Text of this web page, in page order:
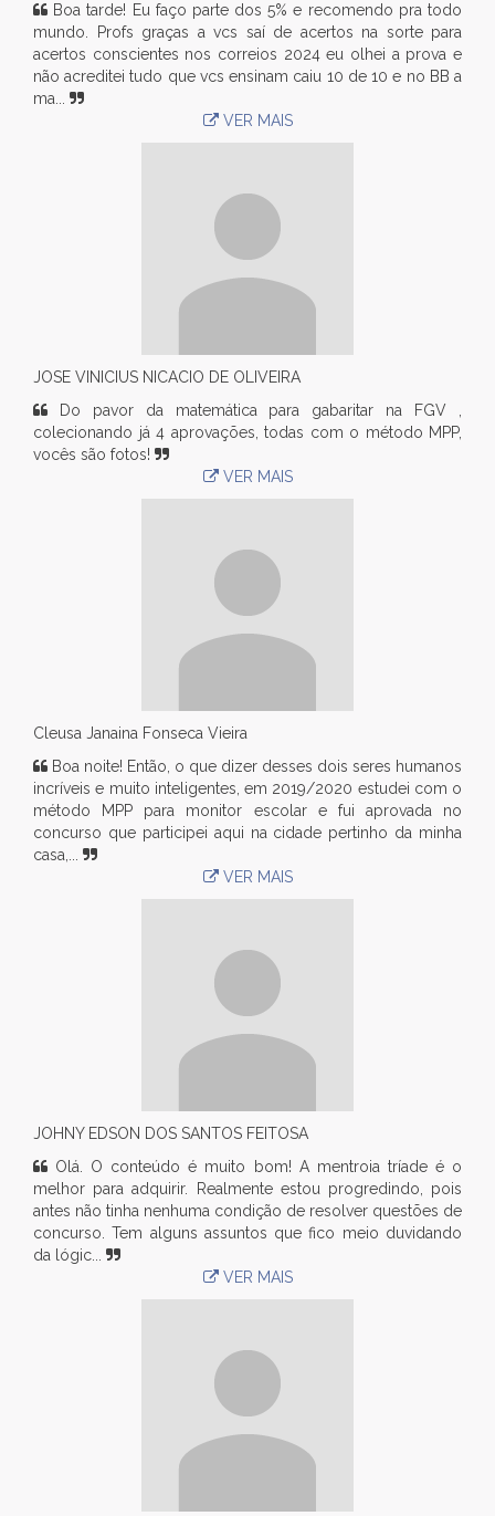
Boa tarde! Eu faço parte dos 5% e recomendo pra todo
mundo. Profs graças a vcs saí de acertos na sorte para
acertos conscientes nos correios 2024 eu olhei a prova e
não acreditei tudo que vcs ensinam caiu 10 de 10 e no BB a
ma...
VER MAIS
JOSE VINICIUS NICACIO DE OLIVEIRA
Do pavor da matemática para gabaritar na FGV ,
colecionando já 4 aprovações, todas com o método MPP,
vocês são fotos!
VER MAIS
Cleusa Janaina Fonseca Vieira
Boa noite! Então, o que dizer desses dois seres humanos
incríveis e muito inteligentes, em 2019/2020 estudei com o
método MPP para monitor escolar e fui aprovada no
concurso que participei aqui na cidade pertinho da minha
casa,...
VER MAIS
JOHNY EDSON DOS SANTOS FEITOSA
Olá. O conteúdo é muito bom! A mentroia tríade é o
melhor para adquirir. Realmente estou progredindo, pois
antes não tinha nenhuma condição de resolver questões de
concurso. Tem alguns assuntos que fico meio duvidando
da lógic...
VER MAIS